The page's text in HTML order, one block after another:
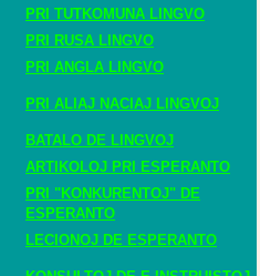
PRI TUTKOMUNA LINGVO
PRI RUSA LINGVO
PRI ANGLA LINGVO
PRI ALIAJ NACIAJ LINGVOJ
BATALO DE LINGVOJ
ARTIKOLOJ PRI ESPERANTO
PRI "KONKURENTOJ" DE
ESPERANTO
LECIONOJ DE ESPERANTO